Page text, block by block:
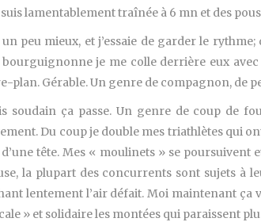
suis lamentablement traînée à 6 mn et des
un peu mieux, et j’essaie de garder le
je me colle derrière eux avec
plan. Gérable. Un genre de compagnon, de
soudain ça passe. Un genre de coup de
Du coup je double mes triathlètes qui
tête. Mes « moulinets » se poursuivent
la plupart des concurrents sont sujets à
lentement l’air défait. Moi maintenant ça
» et solidaire les montées qui paraissent